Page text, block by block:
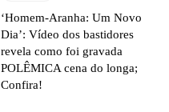
‘Homem-Aranha: Um Novo
Dia’: Vídeo dos bastidores
revela como foi gravada
POLÊMICA cena do longa;
Confira!